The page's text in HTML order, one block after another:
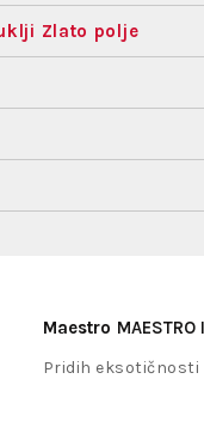
Zlato polje
Maestro MAESTRO
20G
Pridih eksotičnosti